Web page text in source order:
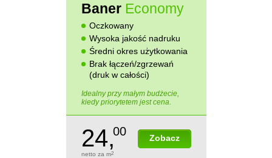
Baner Economy
Oczkowany
Wysoka jakość nadruku
Średni okres użytkowania
Brak łączeń/zgrzewań
(druk w całości)
Idealny przy małym budżecie,
kiedy priorytetem jest cena.
Zobacz
24,00
netto za m2